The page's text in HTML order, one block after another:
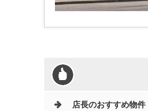
店長のおすすめ物件